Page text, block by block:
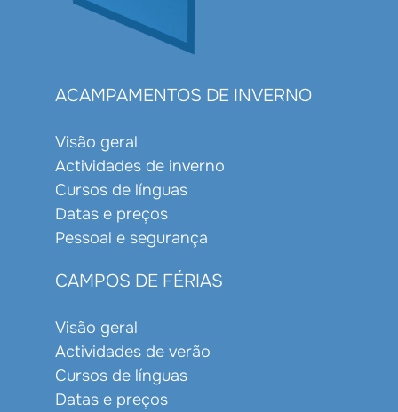
ACAMPAMENTOS DE INVERNO
Visão geral
Actividades de inverno
Cursos de línguas
Datas e preços
Pessoal e segurança
CAMPOS DE FÉRIAS
Visão geral
Actividades de verão
Cursos de línguas
Datas e preços